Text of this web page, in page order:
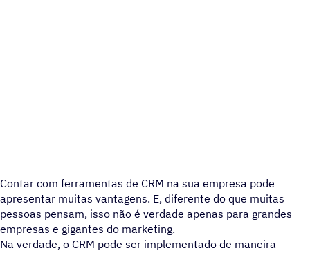
Contar com ferramentas de CRM na sua empresa pode
apresentar muitas vantagens. E, diferente do que muitas
pessoas pensam, isso não é verdade apenas para grandes
empresas e gigantes do marketing.
Na verdade, o CRM pode ser implementado de maneira